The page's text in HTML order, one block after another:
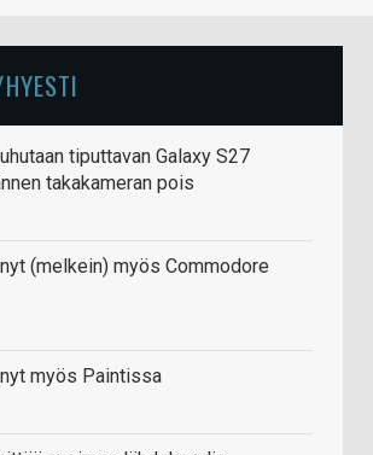
tiputtavan Galaxy S27
takakameran pois
(melkein) myös Commodore
myös Paintissa